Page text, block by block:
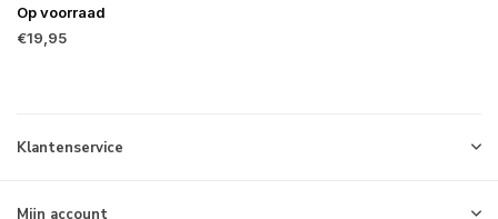
Op voorraad
€19,95
Klantenservice
Mijn account